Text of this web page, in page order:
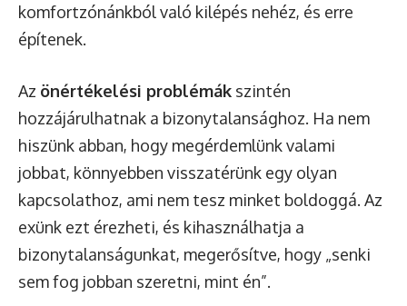
komfortzónánkból való kilépés nehéz, és erre
építenek.
Az önértékelési problémák szintén
hozzájárulhatnak a bizonytalansághoz. Ha nem
hiszünk abban, hogy megérdemlünk valami
jobbat, könnyebben visszatérünk egy olyan
kapcsolathoz, ami nem tesz minket boldoggá. Az
exünk ezt érezheti, és kihasználhatja a
bizonytalanságunkat, megerősítve, hogy „senki
sem fog jobban szeretni, mint én”.